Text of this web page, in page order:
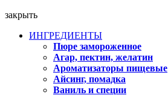
закрыть
ИНГРЕДИЕНТЫ
Пюре замороженное
Агар, пектин, желатин
Ароматизаторы пищевые
Айсинг, помадка
Ваниль и специи